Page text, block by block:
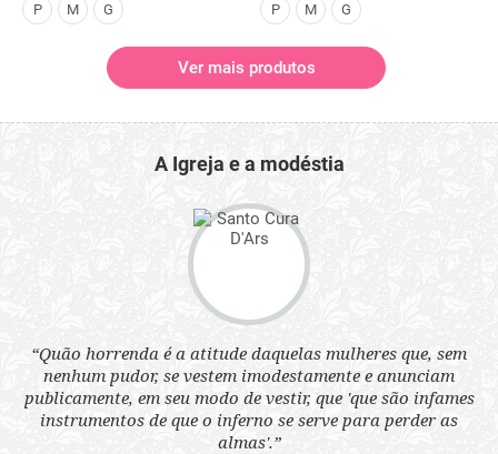
P M G P M G
Ver mais produtos
A Igreja e a modéstia
“Quão horrenda é a atitude daquelas mulheres que, sem
nenhum pudor, se vestem imodestamente e anunciam
publicamente, em seu modo de vestir, que 'que são infames
instrumentos de que o inferno se serve para perder as
almas'.”